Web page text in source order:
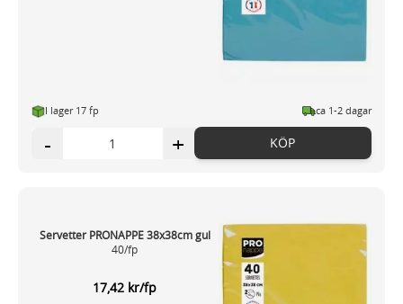
I lager 17 fp ca 1-2 dagar
- + KÖP
Servetter PRONAPPE 38x38cm gul
40/fp
17,42 kr/fp